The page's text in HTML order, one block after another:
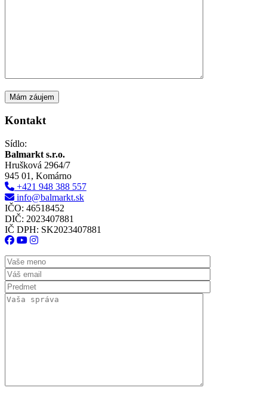
Kontakt
Sídlo:
Balmarkt s.r.o.
Hrušková 2964/7
945 01, Komárno
+421 948 388 557
info@balmarkt.sk
IČO: 46518452
DIČ: 2023407881
IČ DPH: SK2023407881